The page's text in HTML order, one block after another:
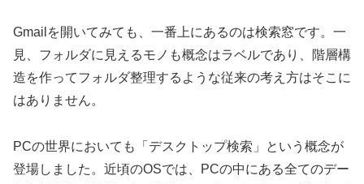
Gmailを開いてみても、一番上にあるのは検索窓です。一
見、フォルダに見えるモノも概念はラベルであり、階層構
造を作ってフォルダ整理するような従来の考え方はそこに
はありません。
PCの世界においても「デスクトップ検索」という概念が
登場しました。近頃のOSでは、PCの中にある全てのデー